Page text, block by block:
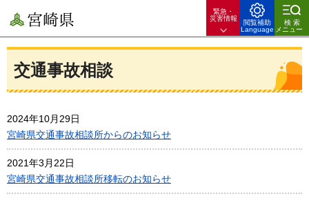
宮崎県
緊急・
災害情報
閲覧補助
Language
検索
メニュー
交通事故相談
2024年10月29日
宮崎県交通事故相談所からのお知らせ
2021年3月22日
宮崎県交通事故相談所移転のお知らせ